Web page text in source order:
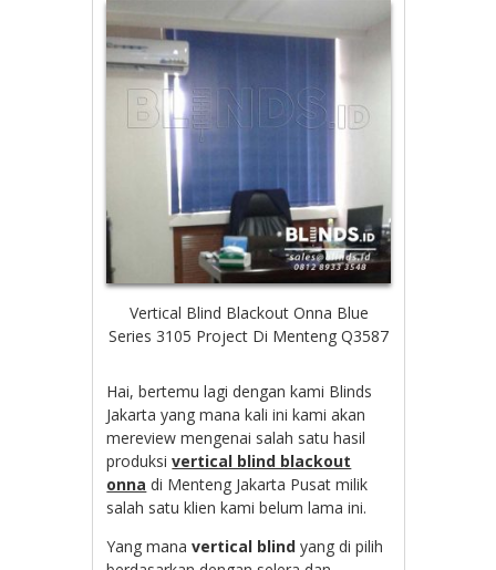
Vertical Blind Blackout Onna Blue
Series 3105 Project Di Menteng Q3587
Hai, bertemu lagi dengan kami Blinds
Jakarta yang mana kali ini kami akan
mereview mengenai salah satu hasil
produksivertical blind blackout
onna di Menteng Jakarta Pusat milik
salah satu klien kami belum lama ini.
Yang manavertical blind yang di pilih